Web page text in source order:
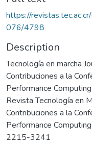
https://
076/4798
Description
Tecnología en marcha
Contribuciones a la
Performance
Revista Tecnología en
Contribuciones a la
Performance
2215-3241